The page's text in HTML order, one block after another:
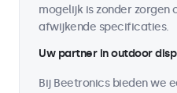
mogelijk is zonder
afwijkende specificaties.
Uw partner in outdoor
Bij Beetronics bieden we